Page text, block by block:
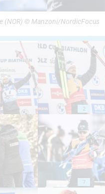
(NOR) © Manzoni/NordicFocus
2
7